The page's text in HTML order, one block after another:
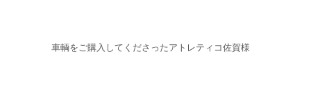
車輌をご購入してくださったアトレティコ佐賀様